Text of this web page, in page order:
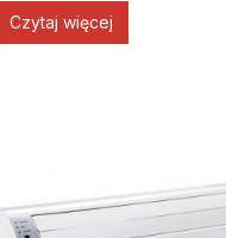
Czytaj więcej